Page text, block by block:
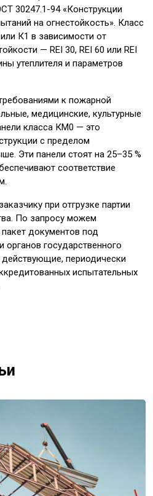
30247.1-94 «Конструкции
на огнестойкость». Класс
К1 в зависимости от
— REI 30, REI 60 или REI
утеплителя и параметров
к пожарной
медицинские, культурные
класса КМ0 — это
с пределом
Эти панели стоят на 25–35 %
соответствие
при отгрузке партии
По запросу можем
документов под
органов государственного
периодически
испытательных